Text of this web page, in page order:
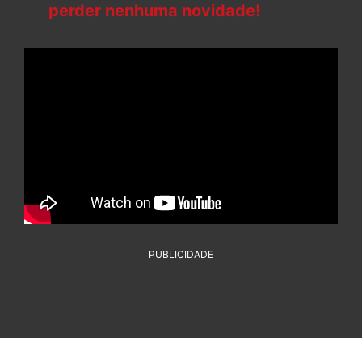
perder nenhuma novidade!
PUBLICIDADE